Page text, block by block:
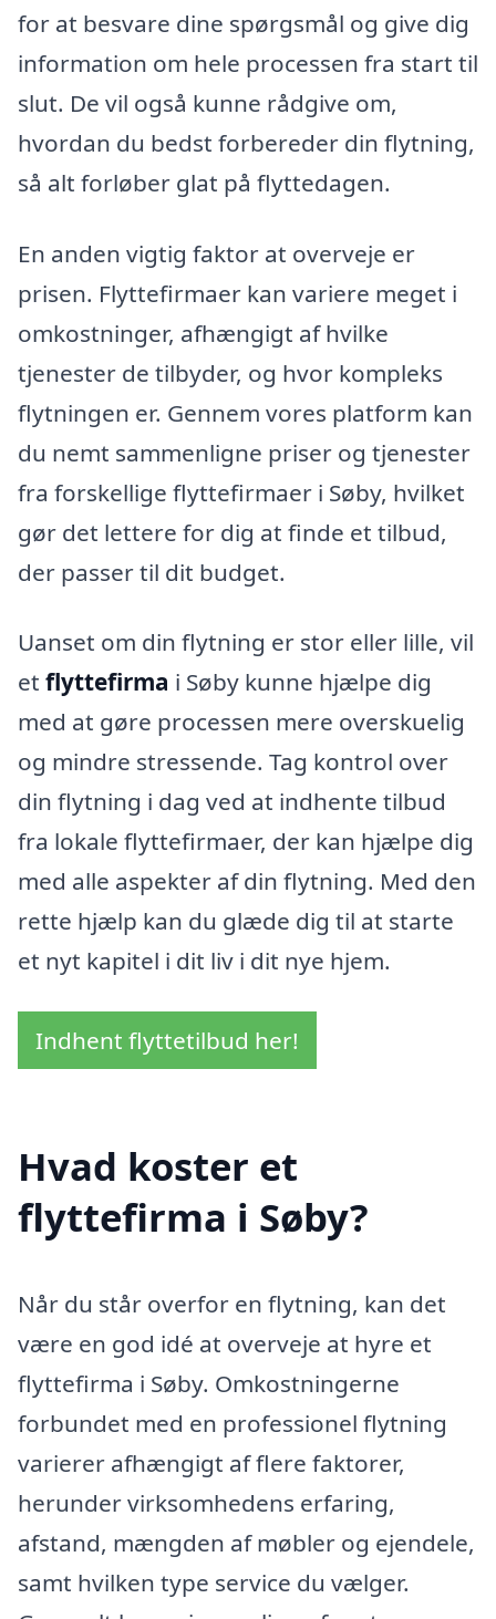
for at besvare dine spørgsmål og give dig
information om hele processen fra start til
slut. De vil også kunne rådgive om,
hvordan du bedst forbereder din flytning,
så alt forløber glat på flyttedagen.
En anden vigtig faktor at overveje er
prisen. Flyttefirmaer kan variere meget i
omkostninger, afhængigt af hvilke
tjenester de tilbyder, og hvor kompleks
flytningen er. Gennem vores platform kan
du nemt sammenligne priser og tjenester
fra forskellige flyttefirmaer i Søby, hvilket
gør det lettere for dig at finde et tilbud,
der passer til dit budget.
Uanset om din flytning er stor eller lille, vil
et flyttefirma i Søby kunne hjælpe dig
med at gøre processen mere overskuelig
og mindre stressende. Tag kontrol over
din flytning i dag ved at indhente tilbud
fra lokale flyttefirmaer, der kan hjælpe dig
med alle aspekter af din flytning. Med den
rette hjælp kan du glæde dig til at starte
et nyt kapitel i dit liv i dit nye hjem.
Indhent flyttetilbud her!
Hvad koster et
flyttefirma i Søby?
Når du står overfor en flytning, kan det
være en god idé at overveje at hyre et
flyttefirma i Søby. Omkostningerne
forbundet med en professionel flytning
varierer afhængigt af flere faktorer,
herunder virksomhedens erfaring,
afstand, mængden af møbler og ejendele,
samt hvilken type service du vælger.